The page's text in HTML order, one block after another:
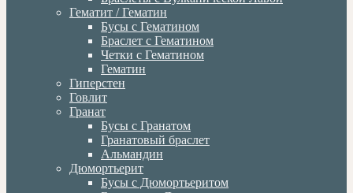
Гематит / Гематин
Бусы с Гематином
Браслет с Гематином
Четки с Гематином
Гематин
Гиперстен
Говлит
Гранат
Бусы с Гранатом
Гранатовый браслет
Альмандин
Дюмортьерит
Бусы с Дюмортьеритом